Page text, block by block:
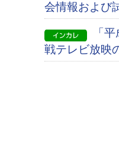
会情報および
「
戦テレビ放映